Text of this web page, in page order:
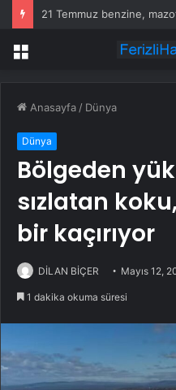
Menü
Anasayfa / Dünya
Dünya
Bölgeden
sızlatan
bir kaçırıyor
DİLAN BİÇER Mayıs 12,
1 dakika okuma süresi